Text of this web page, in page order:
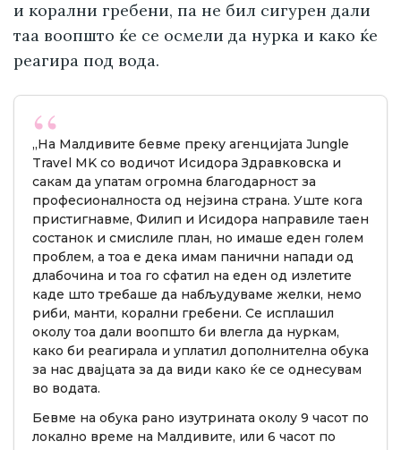
и корални гребени, па не бил сигурен дали
таа воопшто ќе се осмели да нурка и како ќе
реагира под вода.
„На Малдивите бевме преку агенцијата Jungle
Travel MK со водичот Исидора Здравковска и
сакам да упатам огромна благодарност за
професионалноста од нејзина страна. Уште кога
пристигнавме, Филип и Исидора направиле таен
состанок и смислиле план, но имаше еден голем
проблем, а тоа е дека имам панични напади од
длабочина и тоа го сфатил на еден од излетите
каде што требаше да набљудуваме желки, немо
риби, манти, корални гребени. Се исплашил
околу тоа дали воопшто би влегла да нуркам,
како би реагирала и уплатил дополнителна обука
за нас двајцата за да види како ќе се однесувам
во водата.
Бевме на обука рано изутрината околу 9 часот по
локално време на Малдивите, или 6 часот по